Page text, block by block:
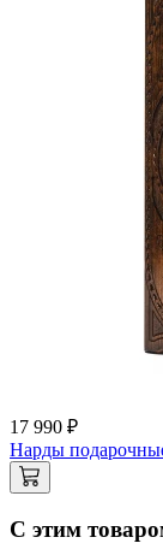
17 990 ₽
Нарды
С этим